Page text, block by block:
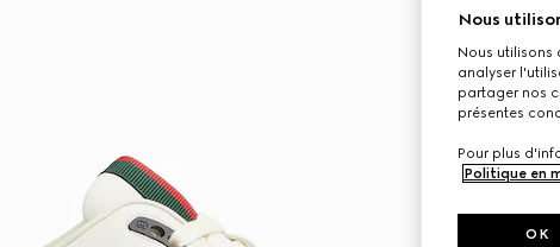
Nous
Nous utilisons
analyser
partager nos
présentes
Pour plus
Politique en
OK